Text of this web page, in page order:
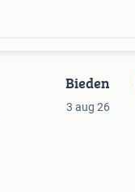
Bieden
3 aug 26